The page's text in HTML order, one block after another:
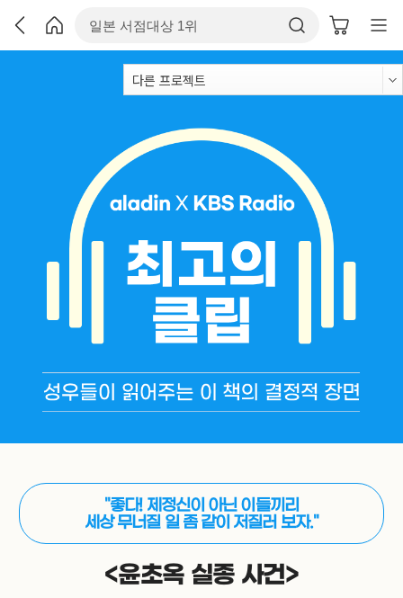
"좋다! 제정신이 아닌 이들끼리
세상 무너질 일 좀 같이 저질러 보자."
<윤초옥 실종 사건>